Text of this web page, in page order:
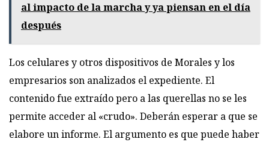
al impacto de la marcha y ya piensan en el día
después
Los celulares y otros dispositivos de Morales y los
empresarios son analizados el expediente. El
contenido fue extraído pero a las querellas no se les
permite acceder al «crudo». Deberán esperar a que se
elabore un informe. El argumento es que puede haber